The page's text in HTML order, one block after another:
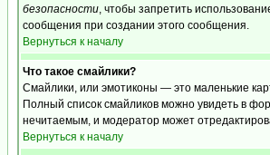
безопасности, чтобы запретить
сообщения при создании этого сообщения.
Вернуться к началу
Что такое смайлики?
Смайлики, или эмотиконы — это маленькие
Полный список смайликов можно увидеть в
нечитаемым, и модератор может
Вернуться к началу